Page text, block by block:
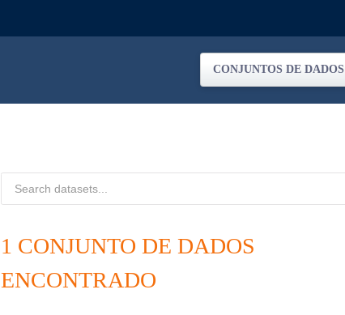
CONJUNTOS DE DADOS
1 CONJUNTO DE DADOS
ENCONTRADO